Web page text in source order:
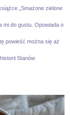
„Smażone zielone
mi do gustu. Opowiada o
powieść można się aż
Stanów